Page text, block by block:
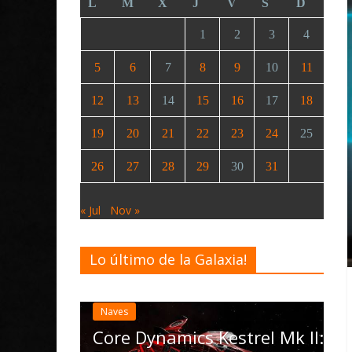
L M X J V S D
1 2 3 4
5 6 7 8 9 10 11
12 13 14 15 16 17 18
19 20 21 22 23 24 25
26 27 28 29 30 31
« Jul Nov »
Lo último de la Galaxia!
Core Dynamics Kestrel Mk II:
Desarrollo
Elite
las